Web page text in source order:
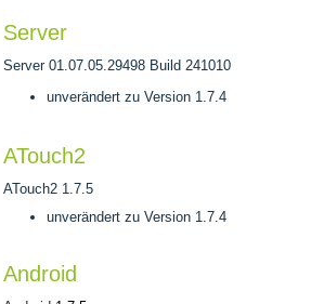
Server
Server 01.07.05.29498 Build 241010
unverändert zu Version 1.7.4
ATouch2
ATouch2 1.7.5
unverändert zu Version 1.7.4
Android